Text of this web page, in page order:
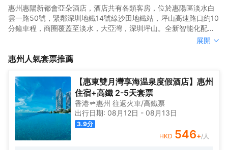
惠州惠陽新都會亞朵酒店，酒店共有各類客房，位於惠陽區淡水白
雲一路50號，緊鄰深圳地鐵14號線沙田地鐵站，坪山高速路口約10
分鐘車程，商圈覆蓋至淡水，大亞灣，深圳坪山。全新智能化配
置，配備智能機器人送餐送物服務，酒店配備大型餐飲和KTV。酒
室(共語）為來自五湖四海的賓客提供高品質、舒適、超值的住宿體
生是一場旅行，總會有不期而遇的温暖。
惠州惠陽新都會亞朵酒店，酒店共有各類客房，位於惠陽區淡水白
分鐘車程，商圈覆蓋至淡水，大亞灣，深圳坪山。全新智能化配
店設有竹居(商務區)，健身房(汗出），自助洗衣房(出塵)，及會議
室(共語）為來自五湖四海的賓客提供高品質、舒適、超值的住宿體
驗。酒店提倡人文，温暖，有趣的“在路上”的第四空間生活方式，人
生是一場旅行，總會有不期而遇的温暖。
展開
惠州 人氣套票推薦
【惠東雙月灣享海温泉度假酒店】惠州
住宿+高鐵 2-5天套票
香港 惠州 往返火車/高鐵票
出行日期: 08月12日 - 08月13日
3.9分
HKD 546+/人